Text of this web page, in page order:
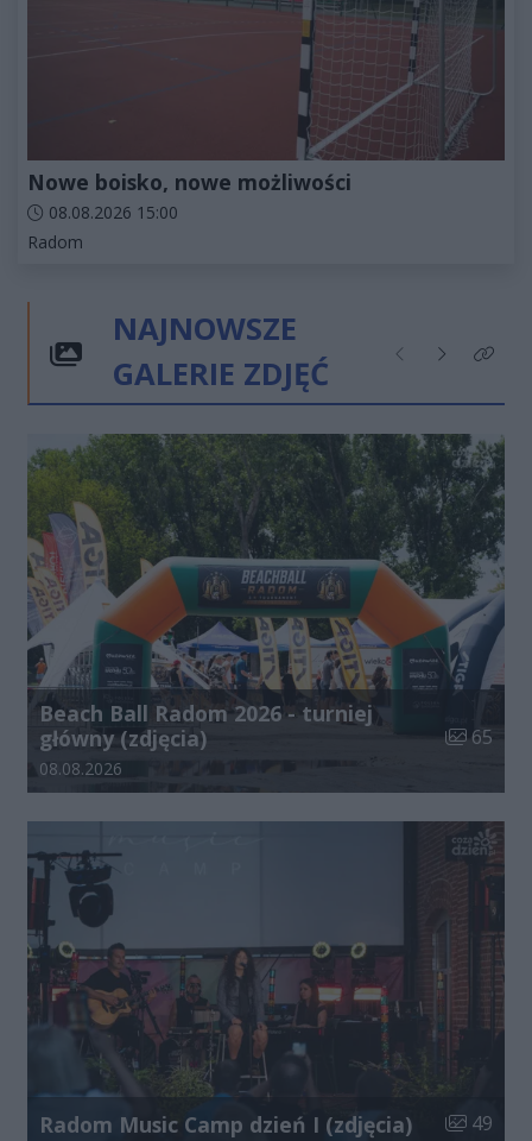
Nowe boisko, nowe możliwości
Data dodania artykułu:
08.08.2026 15:00
Kategorie artykułu:
Radom
NAJNOWSZE
GALERIE ZDJĘĆ
Poprzednie
NastępneKliknij
Beach Ball Radom 2026 - turniej
główny (zdjęcia)
Liczba
65
Data dodania galerii:
08.08.2026
Radom Music Camp dzień I (zdjęcia) Liczba
49